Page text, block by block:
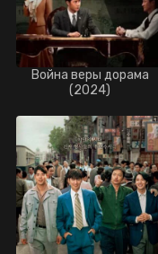
Война веры дорама
(2024)